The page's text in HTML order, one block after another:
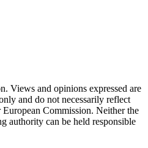
Views and opinions expressed are
and do not necessarily reflect
Commission. Neither the
authority can be held responsible